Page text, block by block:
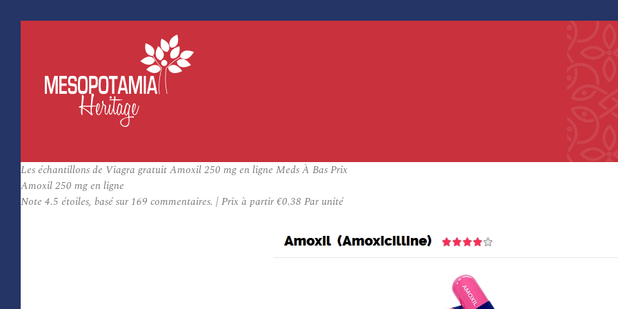
Les échantillons de Viagra gratuit Amoxil 250 mg en ligne Meds À Bas Prix
Amoxil 250 mg en ligne
Note 4.5 étoiles, basé sur 169 commentaires. |Prix à partir€0.38 Par unité